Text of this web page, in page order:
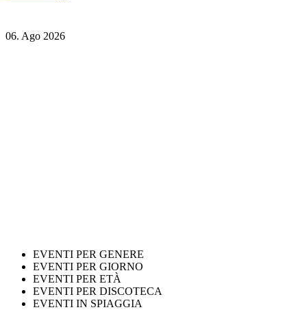
06. Ago 2026
EVENTI PER GENERE
EVENTI PER GIORNO
EVENTI PER ETÀ
EVENTI PER DISCOTECA
EVENTI IN SPIAGGIA